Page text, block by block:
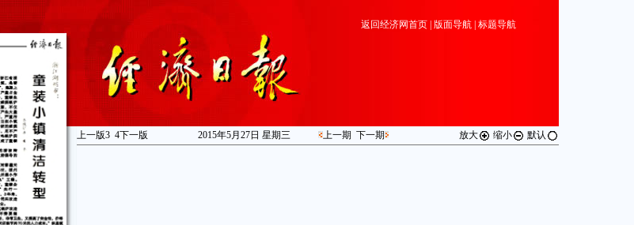
返回经济网首页| 版面导航| 标题导航
上一版3 4下一版 2015年5月27日 星期三 上一期 下一期 放大 缩小 默认